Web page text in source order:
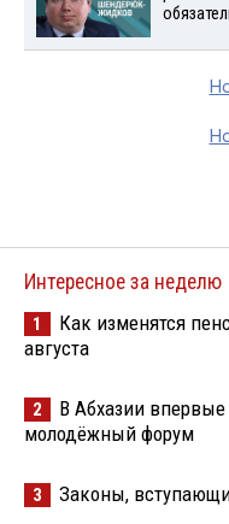
Интересное за неделю
1
Как изменятся
августа
2
В Абхазии
молодёжный форум
3 Законы,